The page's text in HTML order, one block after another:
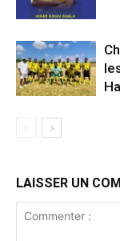
LAISSER UN